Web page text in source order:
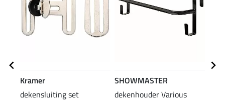
Kramer
dekensluiting set
SHOWMASTER
dekenhouder Various